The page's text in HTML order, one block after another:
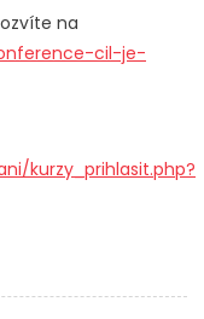
na
cil-je-
kurzy_prihlasit.php?